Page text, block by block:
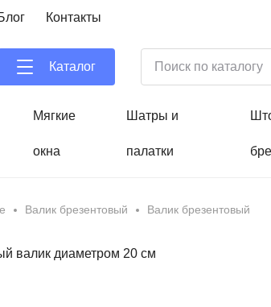
Контакты
Каталог
Мягкие
окна
Шатры и
палатки
Валик брезентовый Валик брезентовый